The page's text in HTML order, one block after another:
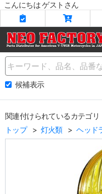
こんにちは ゲストさん
Name
候補表示
関連付けられているカテゴリ
トップ
灯火類 ヘッド